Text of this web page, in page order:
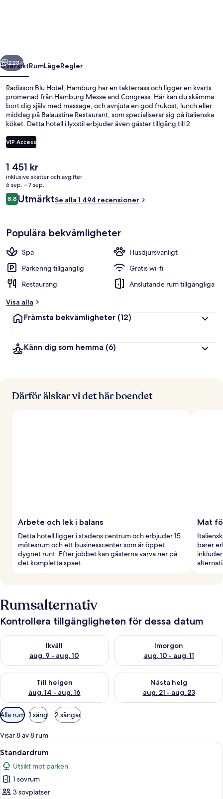
Nästa
223+
ÖversiktRumLägeRegler
Radisson Blu Hotel, Hamburg har en takterrass och ligger en kvarts
promenad från Hamburg Messe and Congress. Här kan du skämma
bort dig själv med massage, och avnjuta en god frukost, lunch eller
middag på Balaustine Restaurant, som specialiserar sig på italienska
köket. Detta hotell i lyxstil erbjuder även gäster tillgång till 2
mycket väl om den hjälpsamma personalen. Boendet ligger bara en
kort promenad från kollektivtrafik. Till Dammtor S-Bahnstation tar
VIP Access
Det
nuvarande
priset
är
1 451 kr
1 451 kr
inklusive skatter och avgifter
6 sep. – 7 sep.
Recensioner
8,88,8 av 10,
UtmärktSe alla 1 494 recensioner
Populära bekvämligheter
Spa
Husdjursvänligt
Parkering tillgänglig
Gratis wi-fi
Restaurang
Anslutande rum tillgängliga
Visa alla
Främsta bekvämligheter (12)
Känn dig som hemma (6)
Därför älskar vi det här boendet
Arbete och lek i balans
Detta hotell ligger i stadens centrum och erbjuder 15
mötesrum och ett businesscenter som är öppet
dygnet runt. Efter jobbet kan gästerna varva ner på
det kompletta spaet.
Mat
barer
Rumsalternativ
Kontrollera tillgängligheten för dessa datum
Ikväll
aug. 9 - aug. 10
Kontrollera tillgängligheten för ikväll aug. 9 - aug. 10
Imorgon
aug. 10 - aug. 11
Kontrollera tillgängligheten
Till helgen
aug. 14 - aug. 16
Kontrollera tillgängligheten för den här helgen aug. 14 - aug.
Nästa helg
aug. 21 - aug. 23
Kontrollera tillgängligheten
Tillgängliga
filter
för
rum
Alla rum 1 säng 2 sängar
Visar 8 av 8 rum
Öppna
alla
foton
för
Standardrum
Ett hotellrum med en stor säng, två
10
Standardrum
Utsikt mot parken
1 sovrum
3 sovplatser